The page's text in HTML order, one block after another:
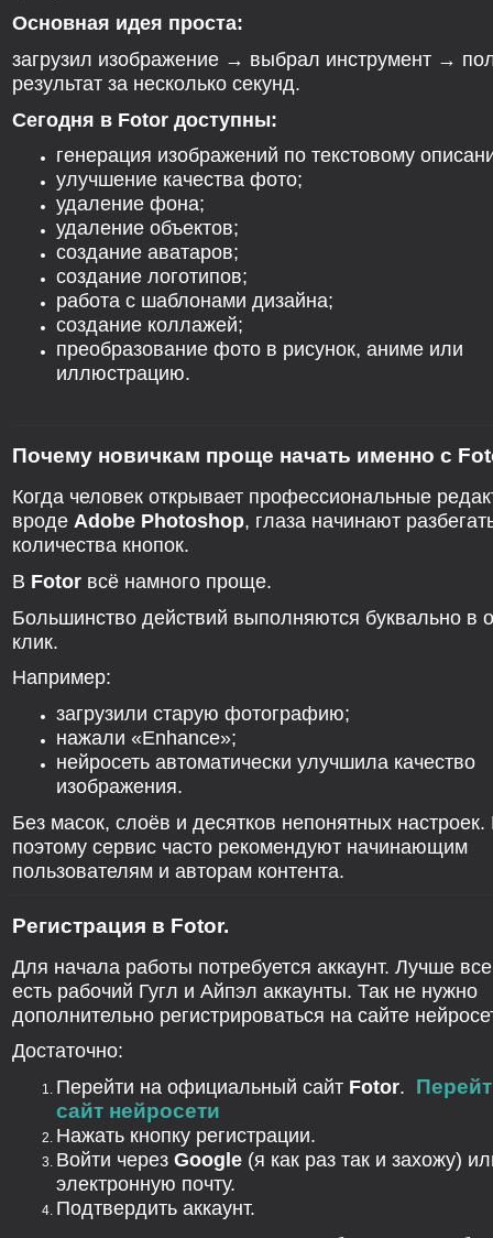
Основная идея проста:
загрузил изображение → выбрал инструмент →
результат за несколько секунд.
Сегодня в Fotor доступны:
генерация изображений по текстовому
улучшение качества фото;
удаление фона;
удаление объектов;
создание аватаров;
создание логотипов;
работа с шаблонами дизайна;
создание коллажей;
преобразование фото в рисунок, аниме или
иллюстрацию.
Почему новичкам проще начать именно с
Когда человек открывает профессиональные
вроде Adobe Photoshop, глаза начинают
количества кнопок.
В Fotor всё намного проще.
Большинство действий выполняются буквально в
клик.
Например:
загрузили старую фотографию;
нажали «Enhance»;
нейросеть автоматически улучшила качество
изображения.
Без масок, слоёв и десятков непонятных
поэтому сервис часто рекомендуют начинающим
пользователям и авторам контента.
Регистрация в Fotor.
Для начала работы потребуется аккаунт. Лучше
есть рабочий Гугл и Айпэл аккаунты. Так не нужно
дополнительно регистрироваться на сайте
Достаточно:
Перейти на официальный сайт Fotor.
сайт нейросети
Нажать кнопку регистрации.
Войти через Google (я как раз так и захожу)
электронную почту.
Подтвердить аккаунт.